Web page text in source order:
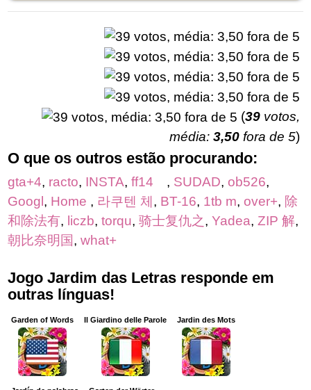
(39 votos,
média: 3,50 fora de 5)
O que os outros estão procurando:
gta+4, racto, INSTA, ff14 , SUDAD, ob526,
Googl, Home , 라쿠텐 체, BT-16, 1tb m, over+, 除
和除法有, liczb, torqu, 骑士复仇之, Yadea, ZIP 解,
朝比奈明国, what+
Jogo Jardim das Letras responde em
outras línguas!
Garden of Words Il Giardino delle Parole Jardin des Mots